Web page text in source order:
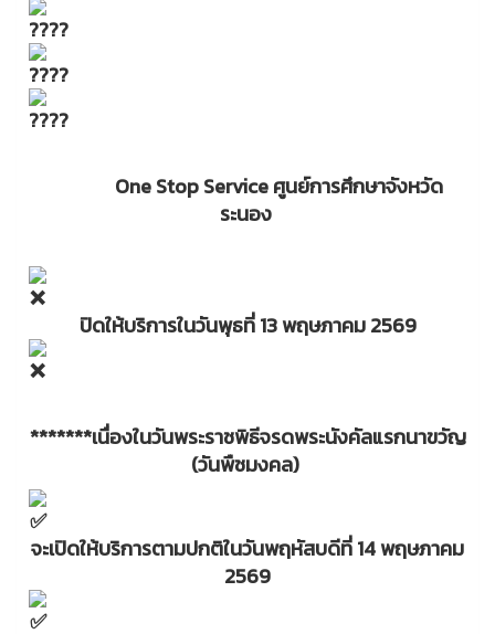
One Stop Service ศูนย์การศึกษาจังหวัด
ระนอง
ปิดให้บริการในวันพุธที่ 13 พฤษภาคม 2569
*******เนื่องในวันพระราชพิธีจรดพระนังคัลแรกนาขวัญ
(วันพืชมงคล)
จะเปิดให้บริการตามปกติในวันพฤหัสบดีที่ 14 พฤษภาคม
2569